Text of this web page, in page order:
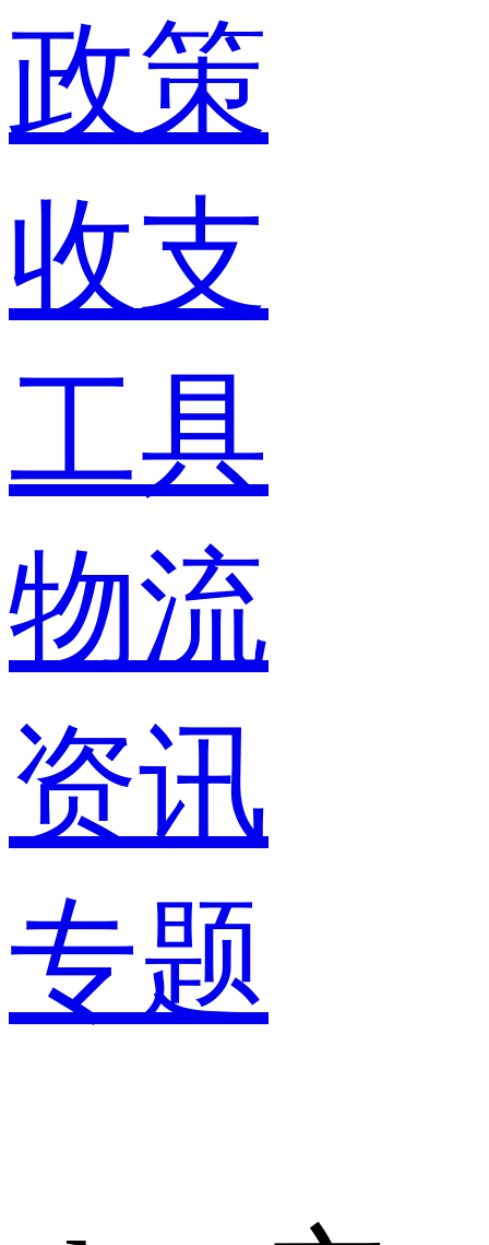
政策
收支
工具
物流
资讯
专题